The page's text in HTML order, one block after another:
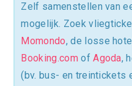
Zelf samenstellen van
mogelijk. Zoek
Momondo, de losse
Booking.com ofAgoda,
(bv. bus- en treintickets